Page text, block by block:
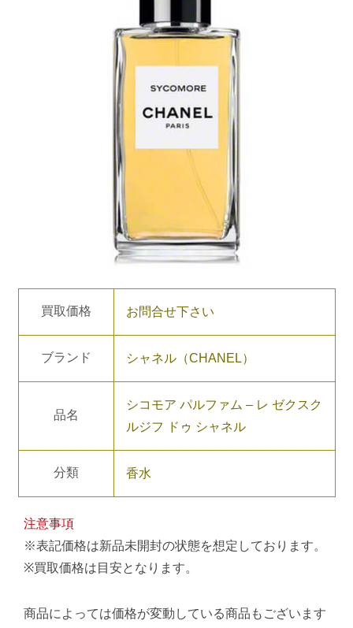
買取価格 お問合せ下さい
ブランド シャネル（CHANEL）
品名
シコモア パルファム – レ ゼクスク
ルジフ ドゥ シャネル
分類 香水
注意事項
※表記価格は新品未開封の状態を想定しております。
※買取価格は目安となります。
商品によっては価格が変動している商品もございます